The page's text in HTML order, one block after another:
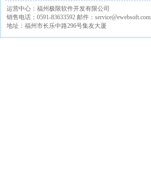
运营中心：福州极限软件开发有限公司
销售电话：0591-83633592 邮件：service@ewebsoft.com
地址：福州市长乐中路296号集友大厦